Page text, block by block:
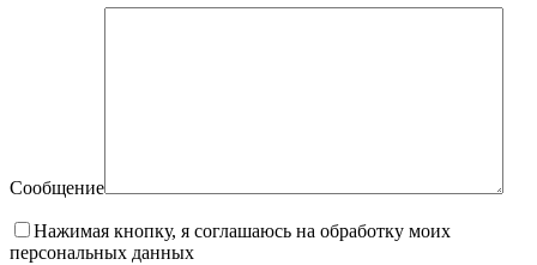
Сообщение
Нажимая кнопку, я соглашаюсь на обработку моих
персональных данных